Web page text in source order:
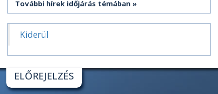
További hírek időjárás témában
Kiderül
ELŐREJELZÉS